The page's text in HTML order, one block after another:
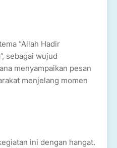
“Allah Hadir
sebagai wujud
menyampaikan pesan
menjelang momen
ini dengan hangat.